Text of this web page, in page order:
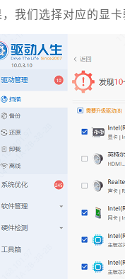
我们选择对应的显